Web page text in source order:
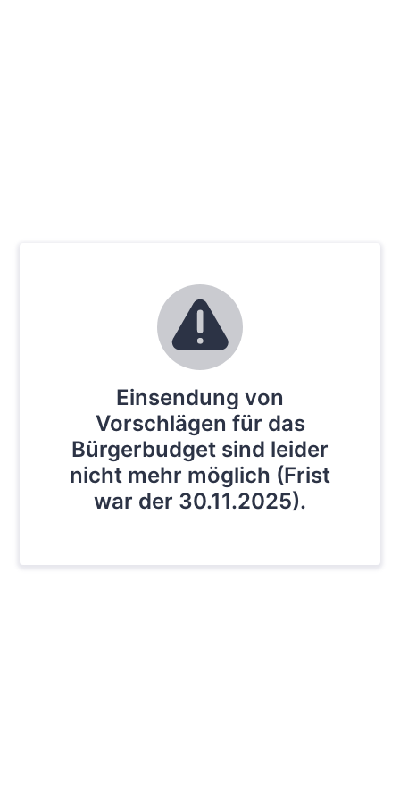
Einsendung von
Vorschlägen für das
Bürgerbudget sind leider
nicht mehr möglich (Frist
war der 30.11.2025).